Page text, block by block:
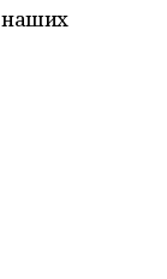
наших